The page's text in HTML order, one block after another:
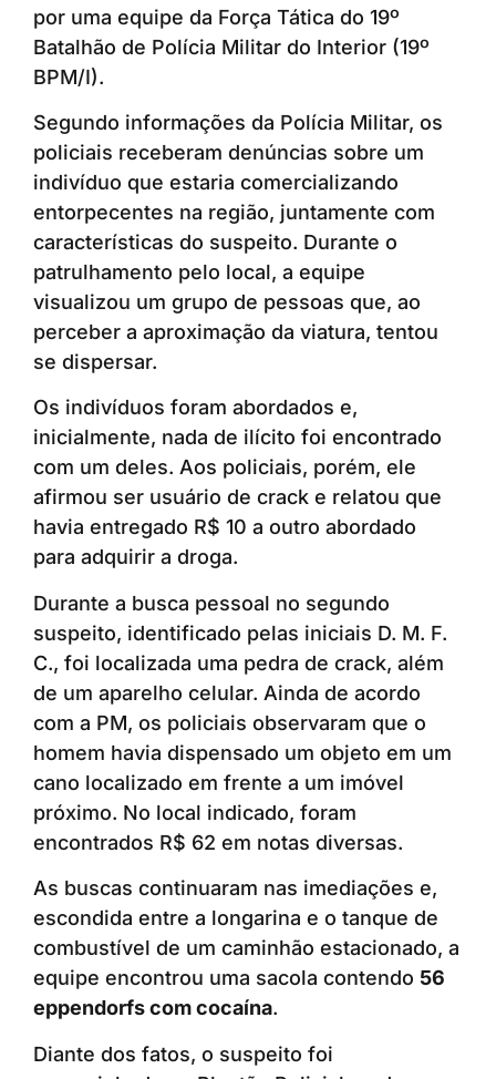
por uma equipe da Força Tática do 19º
Batalhão de Polícia Militar do Interior (19º
BPM/I).
Segundo informações da Polícia Militar, os
policiais receberam denúncias sobre um
indivíduo que estaria comercializando
entorpecentes na região, juntamente com
características do suspeito. Durante o
patrulhamento pelo local, a equipe
visualizou um grupo de pessoas que, ao
perceber a aproximação da viatura, tentou
se dispersar.
Os indivíduos foram abordados e,
inicialmente, nada de ilícito foi encontrado
com um deles. Aos policiais, porém, ele
afirmou ser usuário de crack e relatou que
havia entregado R$ 10 a outro abordado
para adquirir a droga.
Durante a busca pessoal no segundo
suspeito, identificado pelas iniciais D. M. F.
C., foi localizada uma pedra de crack, além
de um aparelho celular. Ainda de acordo
com a PM, os policiais observaram que o
homem havia dispensado um objeto em um
cano localizado em frente a um imóvel
próximo. No local indicado, foram
encontrados R$ 62 em notas diversas.
As buscas continuaram nas imediações e,
escondida entre a longarina e o tanque de
combustível de um caminhão estacionado, a
equipe encontrou uma sacola contendo 56
eppendorfs com cocaína.
Diante dos fatos, o suspeito foi